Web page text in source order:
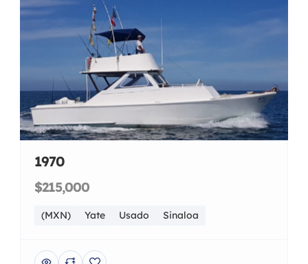
1970
$215,000
(MXN) Yate Usado Sinaloa